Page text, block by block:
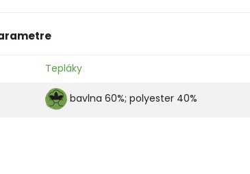
Tepláky
bavlna 60%; polyester 40%